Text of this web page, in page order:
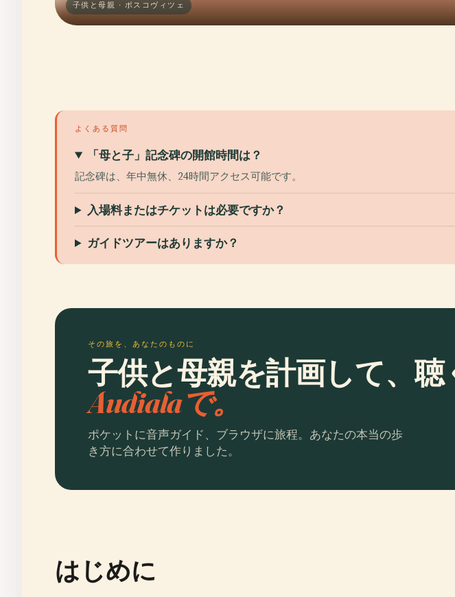
子供と母親 · ボスコヴィツェ
よくある質問
「母と子」記念碑の開館時間は？
記念碑は、年中無休、24時間アクセス可能です。
入場料またはチケットは必要ですか？
ガイドツアーはありますか？
その旅を、あなたのものに
子供と母親を計画して、聴
Audialaで。
ポケットに音声ガイド、ブラウザに旅程。あなたの本当の歩
き方に合わせて作りました。
はじめに